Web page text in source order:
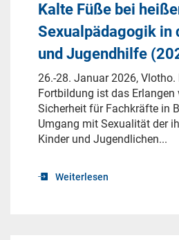
Kalte Füße bei
Sexualpädagogik in
und Jugendhilfe
26.-28. Januar 2026, Vlotho.
Fortbildung ist das Erlangen
Sicherheit für Fachkräfte in
Umgang mit Sexualität der
Kinder und Jugendlichen...
Weiterlesen